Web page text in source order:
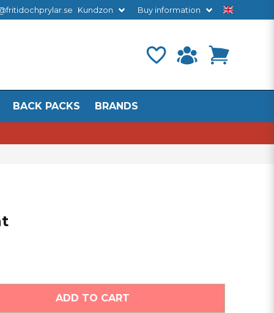
Kundzon Buy information
BACK PACKS BRANDS
ADD TO CART